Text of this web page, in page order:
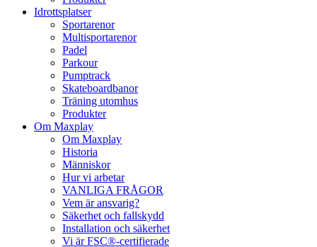
Idrottsplatser
Sportarenor
Multisportarenor
Padel
Parkour
Pumptrack
Skateboardbanor
Träning utomhus
Produkter
Om Maxplay
Om Maxplay
Historia
Människor
Hur vi arbetar
VANLIGA FRÅGOR
Vem är ansvarig?
Säkerhet och fallskydd
Installation och säkerhet
Vi är FSC®-certifierade